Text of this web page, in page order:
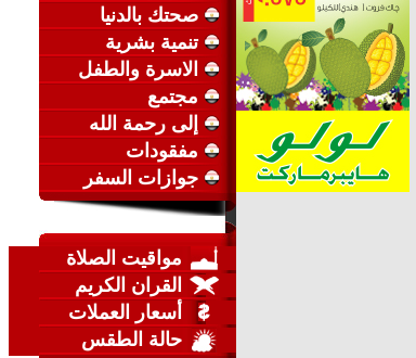
صحتك بالدنيا
تنمية بشرية
الاسرة والطفل
مجتمع
إلى رحمة الله
مفقودات
جوازات السفر
مواقيت الصلاة
القران الكريم
أسعار العملات
حالة الطقس